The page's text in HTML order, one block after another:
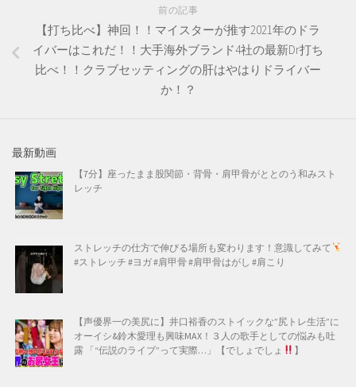
前の記事
【打ち比べ】神回！！マイスターが推す2021年のドラ
イバーはこれだ！！大手海外ブランド4社の最新Dr打ち
比べ！！クラブセッティングの肝はやはりドライバー
か！？
最新動画
【7分】座ったまま股関節・背骨・肩甲骨がととのう和みスト
レッチ
ストレッチの仕方で伸びる場所も変わります！意識してみて
#ストレッチ #ヨガ #肩甲骨 #肩甲骨はがし #肩こり
【声優界一の美尻に】井口裕香のストイックな”尻トレ生活”に
オーイシ&鈴木愛理も興味MAX！３人の歌手としての悩みも吐
露 「“伝説のライブ”って実際…」【でしょでしょ
】